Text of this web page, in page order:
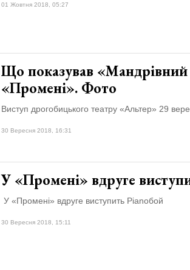
01 Жовтня 2018, 05:27
Що показував
«Промені». Фото
Виступ дрогобицького театру «Альтер» 29
30 Вересня 2018, 16:31
У «Промені» вдруге
У «Промені» вдруге виступить Pianoбой
30 Вересня 2018, 15:11